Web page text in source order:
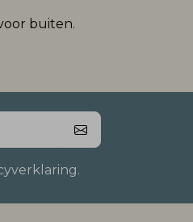
buiten.